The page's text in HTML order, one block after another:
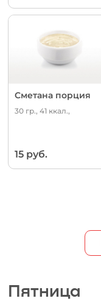
Сметана порция
30 гр., 41 ккал.,
15 руб.
Пятница